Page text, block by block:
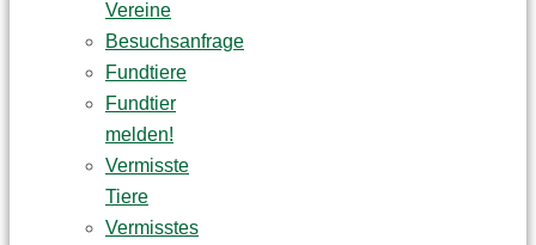
Vereine
Besuchsanfrage
Fundtiere
Fundtier
melden!
Vermisste
Tiere
Vermisstes